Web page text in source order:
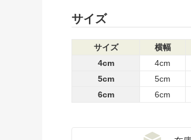
サイズ
サイズ 横幅
4cm
4cm
5cm
5cm
6cm
6cm